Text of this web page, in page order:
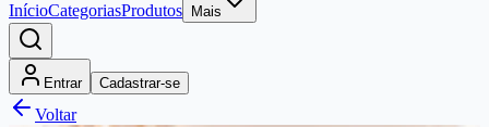
InícioCategoriasProdutos Mais
Entrar Cadastrar-se
Voltar